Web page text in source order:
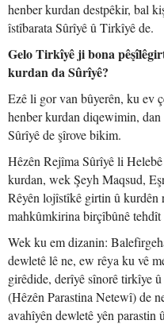
henber kurdan destpêkir, bal
îstîbarata Sûrîyê û Tirkîyê de.
Gelo Tirkîyê ji bona
kurdan da Sûrîyê?
Ezê li gor van bûyerên, ku ev
henber kurdan diqewimin,
Sûrîyê de şîrove bikim.
Hêzên Rejîma Sûrîyê li
kurdan, wek Şeyh Maqsud,
Rêyên lojîstîkê girtin û kurdên
mahkûmkirina birçîbûnê
Wek ku em dizanin:
dewletê lê ne, ew rêya ku vê
girêdide, derîyê sînorê tirkîye
(Hêzên Parastina Netewî) de
avahîyên dewletê yên parastin